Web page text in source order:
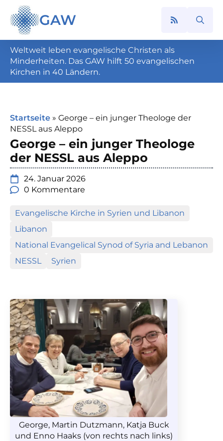
GAW
Search
Weltweit leben evangelische Christen als
Minderheiten. Das GAW hilft 50 evangelischen
Kirchen in 40 Ländern.
Startseite » George – ein junger Theologe der
NESSL aus Aleppo
George – ein junger Theologe
der NESSL aus Aleppo
24. Januar 2026
0 Kommentare
Evangelische Kirche in Syrien und Libanon
Libanon
National Evangelical Synod of Syria and Lebanon
NESSL
Syrien
George, Martin Dutzmann, Katja Buck
und Enno Haaks (von rechts nach links)